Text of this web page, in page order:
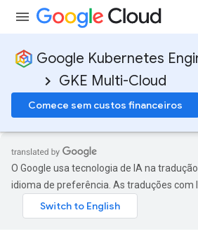
Google Kubernetes
GKE Multi-Cloud
Comece sem custos financeiros
O Google usa tecnologia de IA na
idioma de preferência. As traduções com